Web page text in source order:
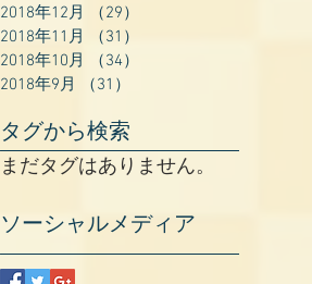
2018年12月
（29）
2018年11月
（31）
2018年10月
（34）
2018年9月
（31）
タグから検索
まだタグはありません。
ソーシャルメディア